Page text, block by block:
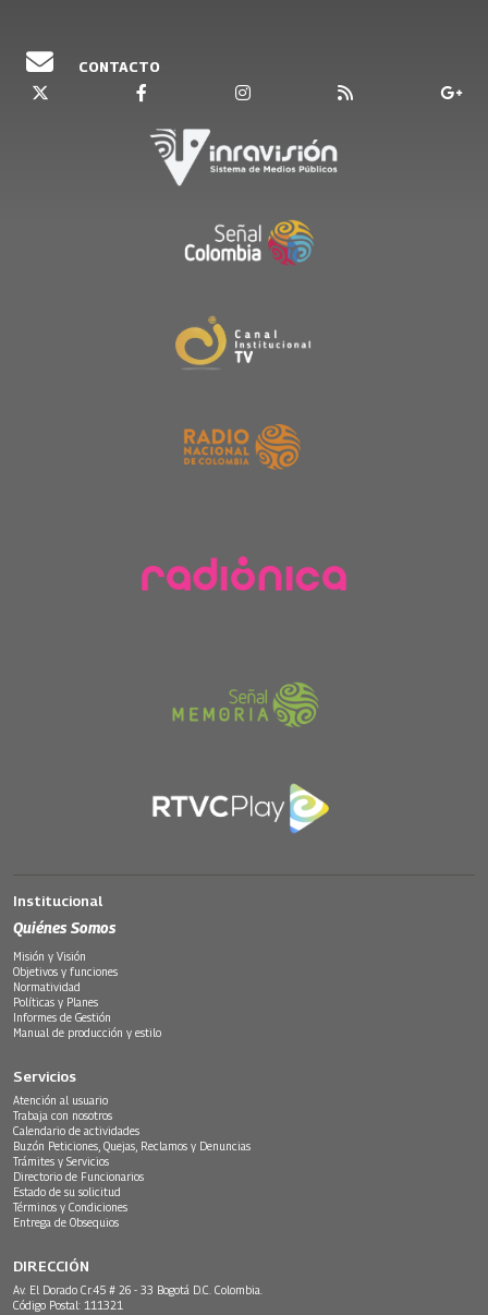
CONTACTO
Institucional
Quiénes Somos
Misión y Visión
Objetivos y funciones
Normatividad
Políticas y Planes
Informes de Gestión
Manual de producción y estilo
Servicios
Atención al usuario
Trabaja con nosotros
Calendario de actividades
Buzón Peticiones, Quejas, Reclamos y Denuncias
Trámites y Servicios
Directorio de Funcionarios
Estado de su solicitud
Términos y Condiciones
Entrega de Obsequios
DIRECCIÓN
Av. El Dorado Cr.45 # 26 - 33 Bogotá D.C. Colombia.
Código Postal: 111321